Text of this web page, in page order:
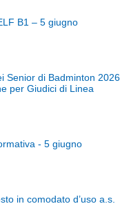
B1 – 5 giugno
Senior di Badminton 2026
per Giudici di Linea
- 5 giugno
in comodato d’uso a.s.